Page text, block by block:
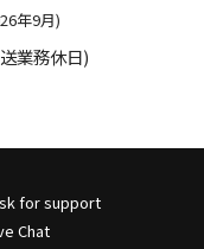
年9月)
業務休日)
for support
Chat